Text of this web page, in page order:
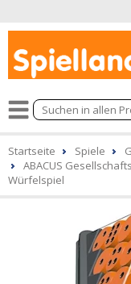
Startseite Spiele
ABACUS
Würfelspiel